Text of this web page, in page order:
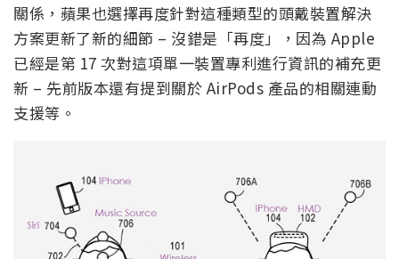
關係，蘋果也選擇再度針對這種類型的頭戴裝置解決
方案更新了新的細節 – 沒錯是「再度」，因為 Apple
已經是第 17 次對這項單一裝置專利進行資訊的補充更
新 – 先前版本還有提到關於 AirPods 產品的相關連動
支援等。